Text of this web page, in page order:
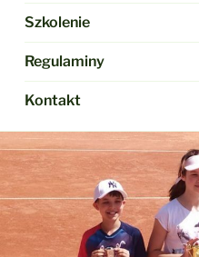
Szkolenie
Regulaminy
Kontakt